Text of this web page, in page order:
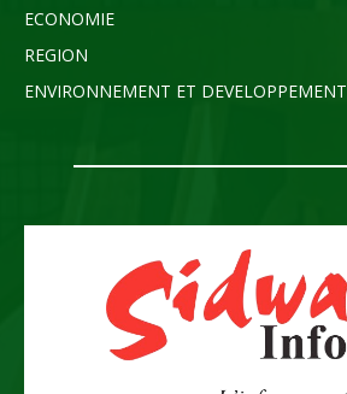
ECONOMIE
REGION
ENVIRONNEMENT ET DEVELOPPEMENT